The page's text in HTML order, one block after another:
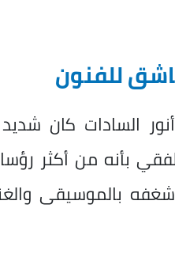
للفنون
السادات كان شديد
بأنه من أكثر
بالموسيقى